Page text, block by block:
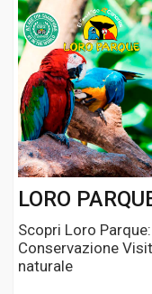
LORO
Scopri Loro
Conservazione
naturale